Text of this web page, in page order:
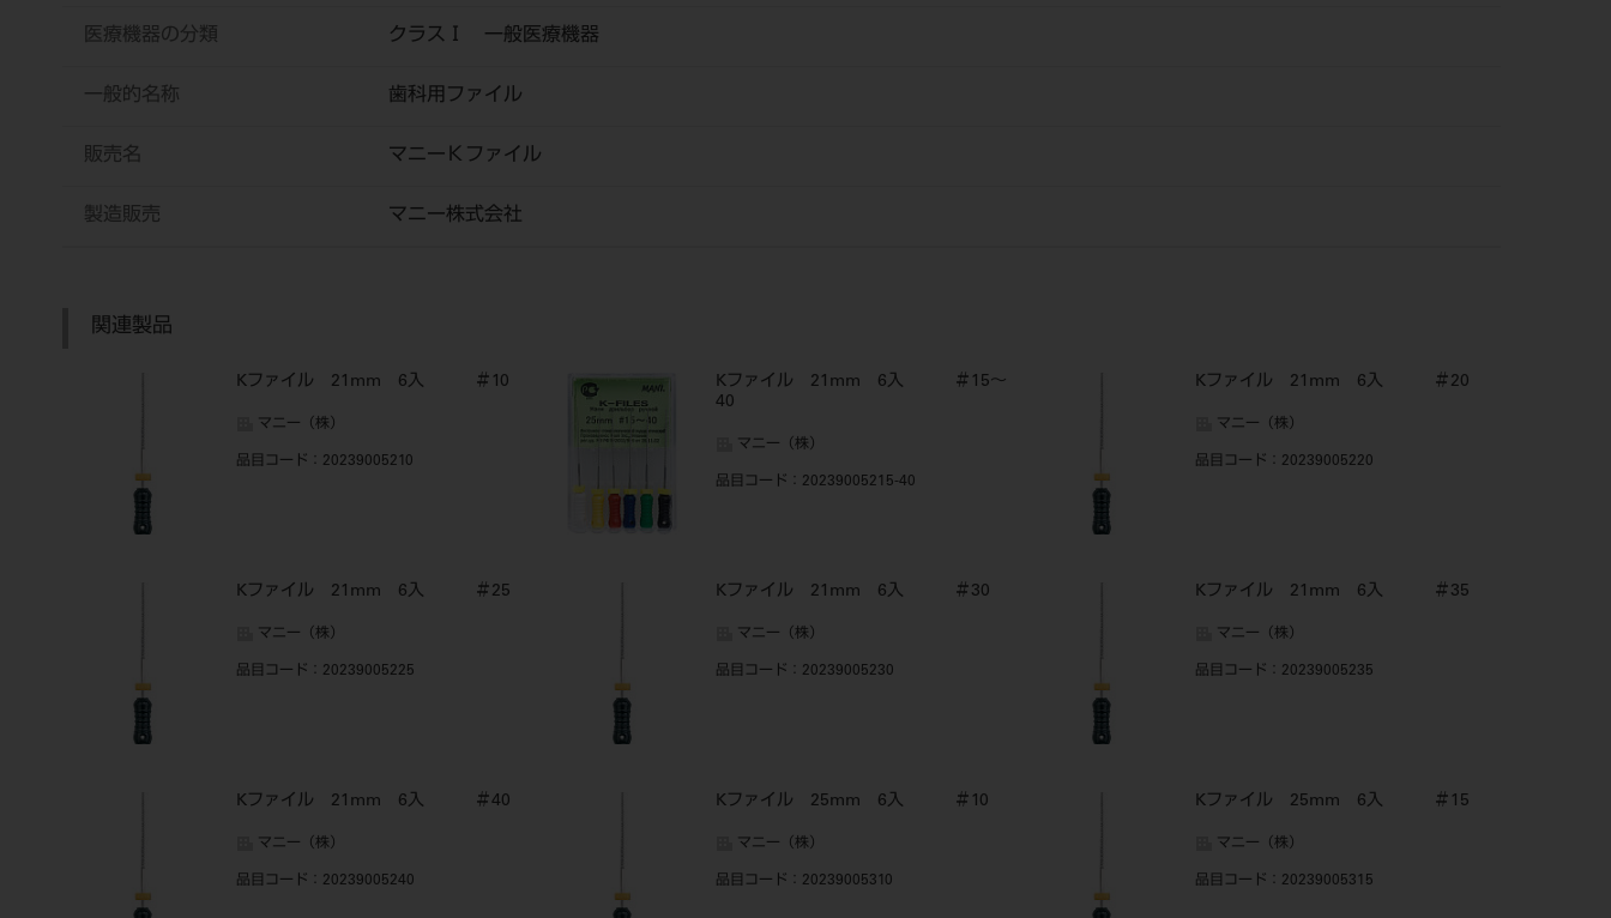
医療機器の分類 クラスⅠ 一般医療機器
一般的名称 歯科用ファイル
販売名 マニーＫファイル
製造販売 マニー株式会社
関連製品
Kファイル 21mm 6入 ＃10
マニー（株）
品目コード ：20239005210
Kファイル 21mm 6入 ＃15～
40
マニー（株）
品目コード ：20239005215-40
Kファイル 21mm 6入 ＃20
マニー（株）
品目コード ：20239005220
Kファイル 21mm 6入 ＃25
マニー（株）
品目コード ：20239005225
Kファイル 21mm 6入 ＃30
マニー（株）
品目コード ：20239005230
Kファイル 21mm 6入 ＃35
マニー（株）
品目コード ：20239005235
Kファイル 21mm 6入 ＃40
マニー（株）
品目コード ：20239005240
Kファイル 25mm 6入 ＃10
マニー（株）
品目コード ：20239005310
Kファイル 25mm 6入 ＃15
マニー（株）
品目コード ：20239005315